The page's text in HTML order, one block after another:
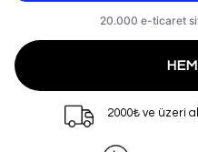
2000₺ ve üzeri